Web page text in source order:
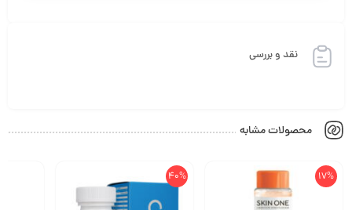
نقد و بررسی
محصولات مشابه
17%
40%